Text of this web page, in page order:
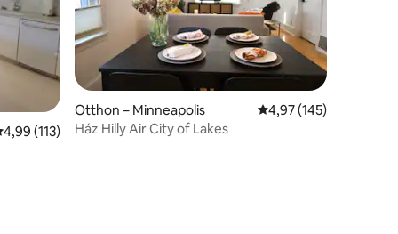
értékelés: 5/4,99, 113 vélemény
4,99 (113)
Otthon – Minneapolis Átlagos értékelés: 5/
4,97 (145)
Ház Hilly Air City of Lakes